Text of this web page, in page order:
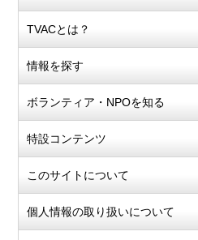
TVACとは？
情報を探す
ボランティア・NPOを知る
特設コンテンツ
このサイトについて
個人情報の取り扱いについて